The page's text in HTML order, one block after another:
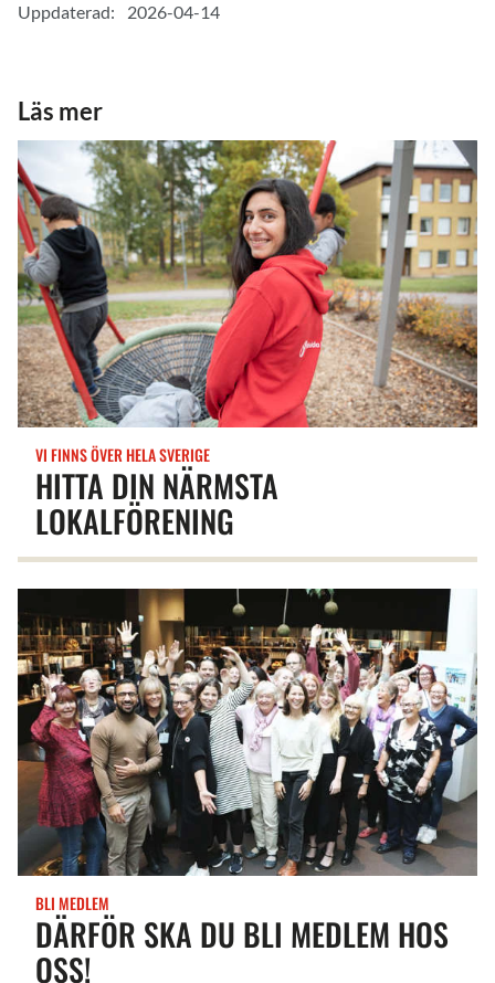
Uppdaterad:
2026-04-14
Läs mer
HITTA DIN NÄRMSTA
LOKALFÖRENING
VI FINNS ÖVER HELA SVERIGE
DÄRFÖR SKA DU BLI MEDLEM HOS
OSS!
BLI MEDLEM